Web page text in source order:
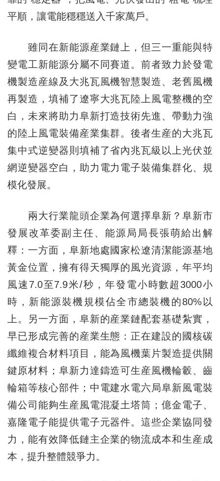
平順，讓電能穩穩送入千家萬戶。
雖同在新能源産業鏈上，但三一重能與特
變電工新能源分屬不同賽道。前者致力於發電
機製造産線及大兆瓦風機智慧製造、老舊風機
再製造，填補了遼寧大兆瓦陸上風電整機的空
白，未來將助力阜新打造技術先進、帶動力強
的陸上風電裝備産業集群。後者生産的大兆瓦
集中式逆變器則填補了省內兆瓦級以上光伏並
網逆變器空白，助力電力電子裝備集群化、規
模化發展。
兩大行業龍頭企業為何選擇阜新？阜新市
發展改革委副主任、能源局局長張萌給出解
釋：一方面，阜新地處國家松遼清潔能源基地
黃金位置，擁有得天獨厚的風光資源，年平均
風速7.0至7.9米/秒，年發電小時數超3000小
時，新能源裝機規模佔全市總裝機的80%以
上。另一方面，阜新的産業鏈配套基礎紮實，
早已形成完善的産業生態：正在建設的國核碳
纖維複合材料項目，能為風機葉片製造提供關
鍵原材料；阜新力達鑄造可生産風機輪轂、齒
輪箱等核心部件；中電建水電六局阜新風電裝
備公司能夠生産風電混凝土塔筒；億金電子、
嘉隆電子能提供電子元器件。這些企業協同發
力，能有效降低鏈主企業的物流成本和生産成
本，提升整體競爭力。